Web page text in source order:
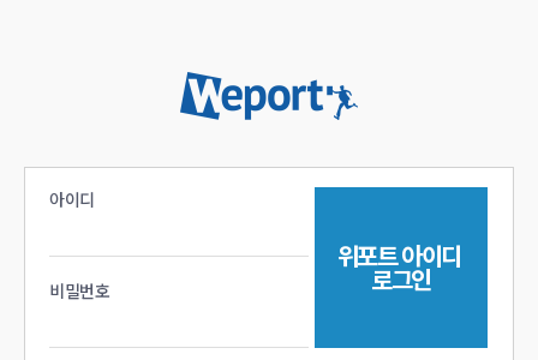
아이디
비밀번호
위포트아이디
로그인